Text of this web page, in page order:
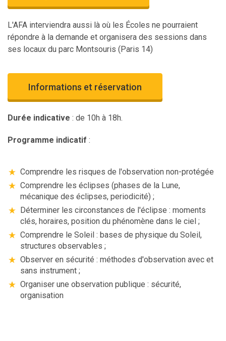
L'AFA interviendra aussi là où les Écoles ne pourraient
répondre à la demande et organisera des sessions dans
ses locaux du parc Montsouris (Paris 14)
Informations et réservation
Durée indicative : de 10h à 18h.
Programme indicatif :
Comprendre les risques de l'observation non-protégée
Comprendre les éclipses (phases de la Lune,
mécanique des éclipses, periodicité) ;
Déterminer les circonstances de l'éclipse : moments
clés, horaires, position du phénomène dans le ciel ;
Comprendre le Soleil : bases de physique du Soleil,
structures observables ;
Observer en sécurité : méthodes d'observation avec et
sans instrument ;
Organiser une observation publique : sécurité,
organisation